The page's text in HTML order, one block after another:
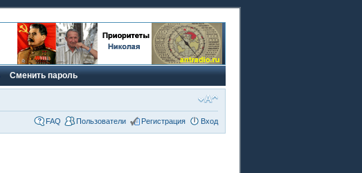
Сменить пароль
FAQ Пользователи Регистрация Вход